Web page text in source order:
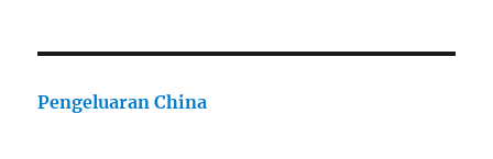
Pengeluaran China